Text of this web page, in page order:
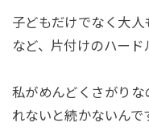
子どもだけでなく大
など、片付けのハー
私がめんどくさがりな
れないと続かないんで